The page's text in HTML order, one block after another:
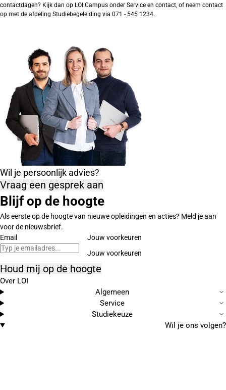
contactdagen? Kijk dan op LOI Campus onder Service en contact, of neem contact
op met de afdeling Studiebegeleiding via 071 - 545 1234.
Wil je persoonlijk advies?
Vraag een gesprek aan
Blijf op de hoogte
Als eerste op de hoogte van nieuwe opleidingen en acties? Meld je aan
voor de nieuwsbrief.
Email
Jouw voorkeuren
Houd mij op de hoogte
Over LOI
Algemeen
Service
Studiekeuze
Wil je ons volgen?